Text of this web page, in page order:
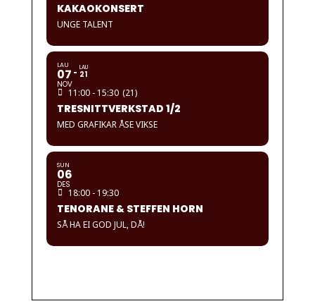
KAKAOKONSERT
UNGE TALENT
LAU
07
NOV
LAU
21
11:00 - 15:30 (21)
TRESNITTVERKSTAD 1/2
MED GRAFIKAR ÅSE VIKSE
SUN
06
DES
18:00 - 19:30
TENORANE & STEFFEN HORN
SÅ HA EI GOD JUL, DÅ!